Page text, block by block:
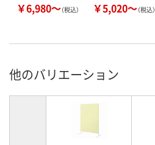
￥6,980～（税込） ￥5,020～（税込）
他のバリエーション